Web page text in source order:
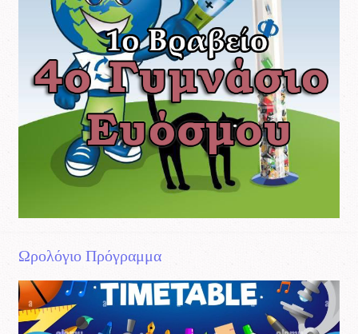
Ωρολόγιο Πρόγραμμα